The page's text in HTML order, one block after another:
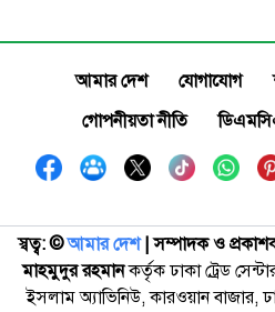
আমার দেশ যোগাযোগ
গোপনীয়তা নীতি
স্বত্ব: ©️আমার দেশ| সম্পাদক ও
মাহমুদুর রহমানকর্তৃক ঢাকা ট্রেড
ইসলাম অ্যাভিনিউ, কারওয়ান বাজার,